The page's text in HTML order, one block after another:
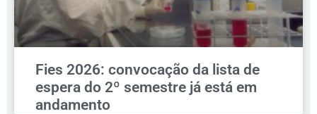
Fies 2026: convocação da lista de
espera do 2º semestre já está em
andamento